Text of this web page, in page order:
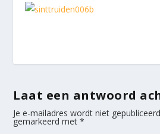
Laat een antwoord
Je e-mailadres wordt niet
gemarkeerd met*